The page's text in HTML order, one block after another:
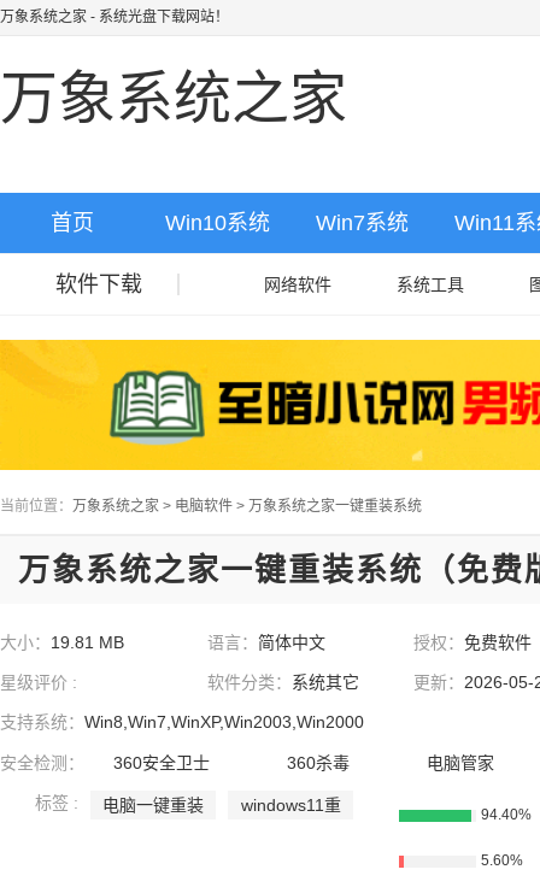
万象系统之家 - 系统光盘下载网站！
万象系统之家
首页 Win10系统 Win7系统 Win11
软件下载 网络软件 系统工具
当前位置： 万象系统之家 > 电脑软件 > 万象系统之家一键重装系统
万象系统之家一键重装系统（免费
大小： 19.81 MB 语言： 简体中文 授权：免费软件
星级评价 : 软件分类： 系统其它 更新： 2026-05-
支持系统： Win8,Win7,WinXP,Win2003,Win2000
安全检测： 360安全卫士 360杀毒 电脑管家
标签 :
电脑一键重装
windows11重
94.40%
5.60%